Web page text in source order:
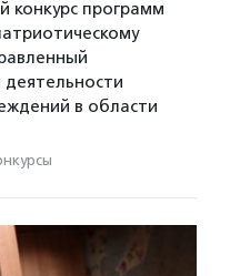
конкурс программ
в области